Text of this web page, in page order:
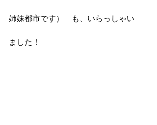
姉妹都市です）　も、いらっしゃい
ました！